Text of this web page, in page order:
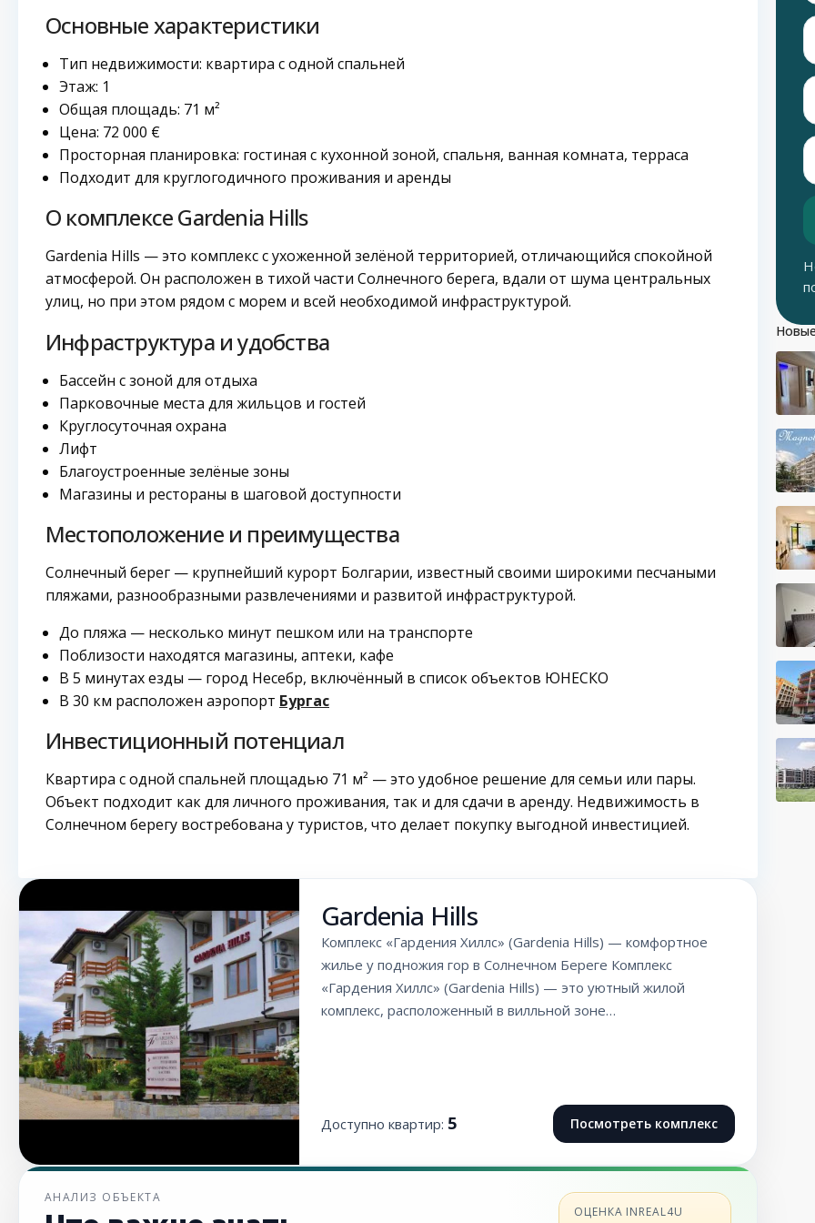
Основные характеристики
Тип недвижимости: квартира с одной спальней
Этаж: 1
Общая площадь: 71 м²
Цена: 72 000 €
Просторная планировка: гостиная с кухонной зоной, спальня, ванная комната, терраса
Подходит для круглогодичного проживания и аренды
О комплексе Gardenia Hills
Gardenia Hills — это комплекс с ухоженной зелёной территорией, отличающийся спокойной
атмосферой. Он расположен в тихой части Солнечного берега, вдали от шума центральных
улиц, но при этом рядом с морем и всей необходимой инфраструктурой.
Инфраструктура и удобства
Бассейн с зоной для отдыха
Парковочные места для жильцов и гостей
Круглосуточная охрана
Лифт
Благоустроенные зелёные зоны
Магазины и рестораны в шаговой доступности
Местоположение и преимущества
Солнечный берег — крупнейший курорт Болгарии, известный своими широкими песчаными
пляжами, разнообразными развлечениями и развитой инфраструктурой.
До пляжа — несколько минут пешком или на транспорте
Поблизости находятся магазины, аптеки, кафе
В 5 минутах езды — город Несебр, включённый в список объектов ЮНЕСКО
В 30 км расположен аэропорт Бургас
Инвестиционный потенциал
Квартира с одной спальней площадью 71 м² — это удобное решение для семьи или пары.
Объект подходит как для личного проживания, так и для сдачи в аренду. Недвижимость в
Солнечном берегу востребована у туристов, что делает покупку выгодной инвестицией.
Gardenia Hills
Комплекс «Гардения Хиллс» (Gardenia Hills) — комфортное
жилье у подножия гор в Солнечном Береге Комплекс
«Гардения Хиллс» (Gardenia Hills) — это уютный жилой
комплекс, расположенный в вилльной зоне…
Доступно квартир: 5 Посмотреть комплекс
АНАЛИЗ ОБЪЕКТА
ОЦЕНКА INREAL4U